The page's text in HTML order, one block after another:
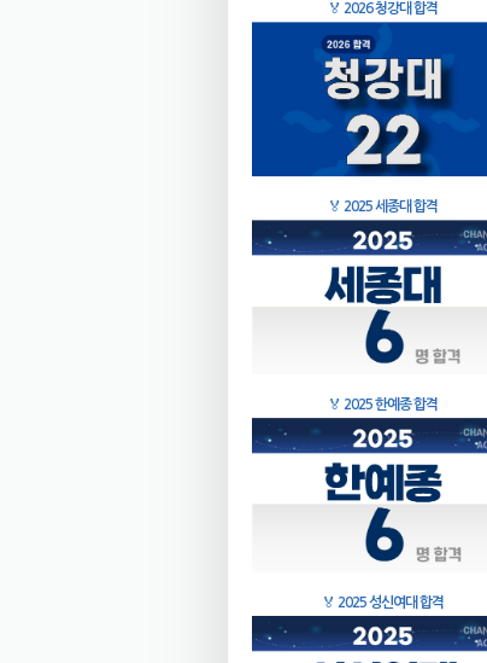
🏅 2026 청강대 합격
🏅 2025 세종대 합격
🏅 2025 한예종 합격
🏅 2025 성신여대 합격